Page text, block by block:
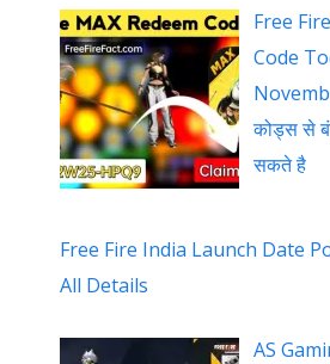
Free
Code
कोड्स से
सकते है
Free Fire India Launch Date
All Details
AS